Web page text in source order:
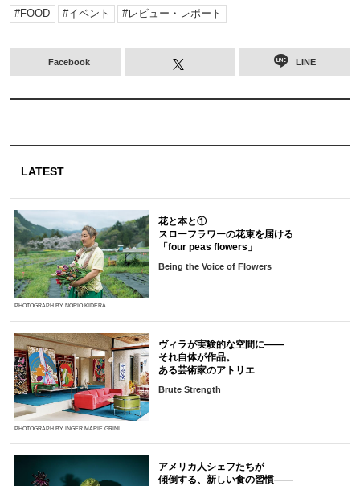
FOOD イベント レビュー・レポート
Facebook LINE
LATEST
PHOTOGRAPH BY NORIO KIDERA
花と本と①
スローフラワーの花束を届ける
「four peas flowers」
Being the Voice of Flowers
PHOTOGRAPH BY INGER MARIE GRINI
ヴィラが実験的な空間に――
それ自体が作品。
ある芸術家のアトリエ
Brute Strength
アメリカ人シェフたちが
傾倒する、新しい食の習慣――